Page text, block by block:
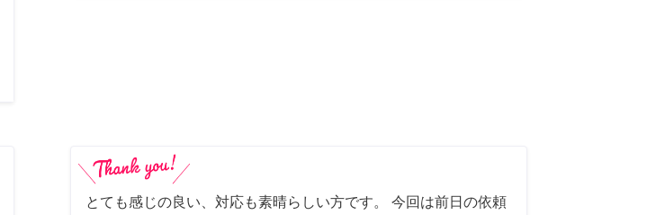
とても感じの良い、対応も素晴らしい方です。 今回は前日の依頼